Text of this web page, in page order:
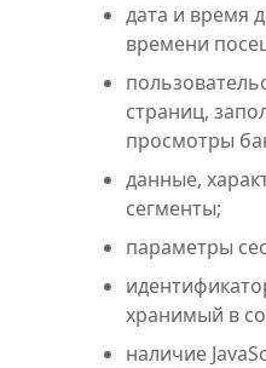
дата и время
времени
страниц,
просмотры
данные,
сегменты;
параметры
хранимый в
наличие